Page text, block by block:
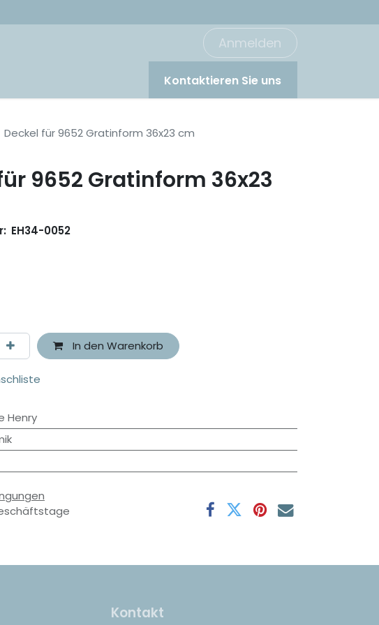
Anmelden
Kontaktieren Sie uns
Deckel für 9652 Gratinform 36x23 cm
9652 Gratinform 36x23
EH34-0052
In den Warenkorb
Henry
Kontakt